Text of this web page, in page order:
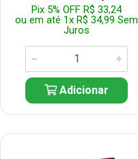
Pix 5% OFF R$ 33,24
ou em até 1x R$ 34,99 Sem
Juros
Adicionar